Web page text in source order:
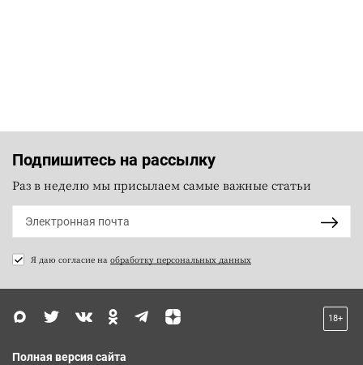
Подпишитесь на рассылку
Раз в неделю мы присылаем самые важные статьи
Я даю согласие на обработку персональных данных
18+
Полная версия сайта